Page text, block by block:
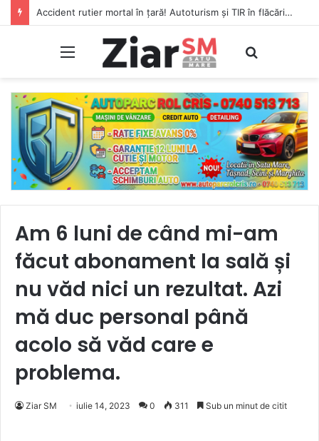
Accident rutier mortal în țară! Autoturism și TIR în flăcări, șofer carbonizat!
Am 6 luni de când mi-am
făcut abonament la sală și
nu văd nici un rezultat. Azi
mă duc personal până
acolo să văd care e
problema.
Ziar SM iulie 14, 2023 0 311 Sub un minut de citit